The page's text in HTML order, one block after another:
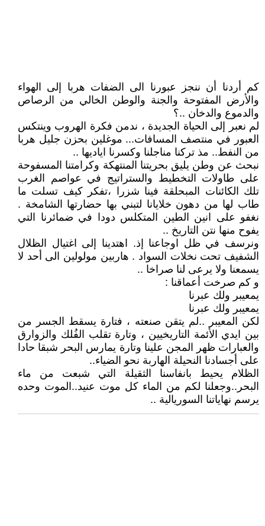
كم أردنا أن ننجز عبورنا الى الضفات هربا إلى الهواء
والأرض المفتوحة والجنة والوطن الخالي من الرصاص
والدموع والدخان ..؟
لم نعبر إلى الحياة الجديدة ، ندمن فكرة الهروب وينتكس
العبور في منتصف المسافات... موغلين بحزن جليل هربا
من النفط.. مذ تركنا مناجلنا وكسرنا اياديها ..
نبحث عن وطن يليق بحريتنا المنتهكة وكرامتنا المسفوحة
على طاولات التخطيط والستراتيج في عواصم الغرب
تلك الكائنات المبحلقة فينا شزرا ،تفكر كيف تسلت ما
طاب لها من دهون خلايانا لتبني بها حضارتها الشامخة .
نغفو على انين الطين المتكلس دودا في ضمائرنا التي
يفوح منها نتن التاريخ ..
ونرسف في ظل اوجاعنا إذ. اهتدينا إلى اغتيال الظلال
الشفيف تحت نخلات السواد . هاربين مولولين الى أحد لا
يسمعنا ولا يرعى لنا صراخا ..
و كم صرخت أعماقنا :
يمعيبر ولك عبرنا
يمعيبر ولك عبرنا
لكن المعيبر ..لم يتقن صنعته ، فتارة يسقط الجسر من
بين ايدي الأئمة التاريخيين ، وتارة تقلب الفُلك والزوارق
والعبارات ظهر المجن علينا وتارة يمارس البحر شبقا حادا
على أجسادنا النحيلة الهاربة نحو الضياء..
الظلام يحيط بانفاسنا الثقيلة التي شبعت من ماء
البحر..وجعلنا لكم من الماء كل موت عنيد..الموت وحده
يرسم نهاياتنا السوريالية ..